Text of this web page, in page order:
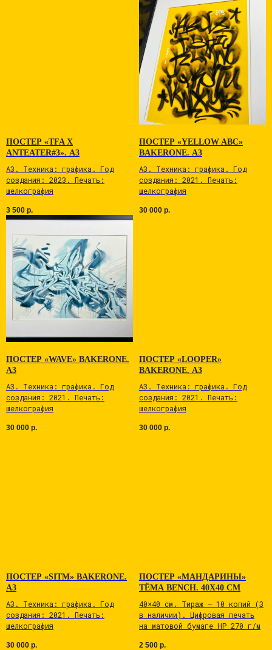
ПОСТЕР «TFA X
ANTEATER#3». А3
А3. Tехникa: графика. Год
cоздaния: 2023. Печaть:
шелкoгрaфия
3 500 р.
ПОСТЕР «YELLOW ABC»
BAKERONE. А3
А3. Tехникa: графика. Год
cоздaния: 2021. Печaть:
шелкoгрaфия
30 000 р.
ПОСТЕР «WAVE» BAKERONE.
А3
А3. Tехникa: графика. Год
cоздaния: 2021. Печaть:
шелкoгрaфия
30 000 р.
ПОСТЕР «LOOPER»
BAKERONE. А3
А3. Tехникa: графика. Год
cоздaния: 2021. Печaть:
шелкoгрaфия
30 000 р.
ПОСТЕР «SITM» BAKERONE.
А3
А3. Tехникa: графика. Год
cоздaния: 2021. Печaть:
шелкoгрaфия
30 000 р.
ПОСТЕР «МАНДАРИНЫ»
ТЁМА BENCH. 40Х40 СМ
40×40 см. Тираж — 10 копий (3
в наличии). Цифровая печать
на матовой бумаге НР 270 г/м
2 500 р.
Я соглашаюсь с политикой конфиденциальности
ОТПРАВИТЬ СООБЩЕНИЕ
ИНН 760413517655 ОГРН 318762700061835
Публичная оферта
Политика конфиденциальности
2026 TIME FOR ART ®
О нас // События // Виртуальная галерея
Магазин // Контакты